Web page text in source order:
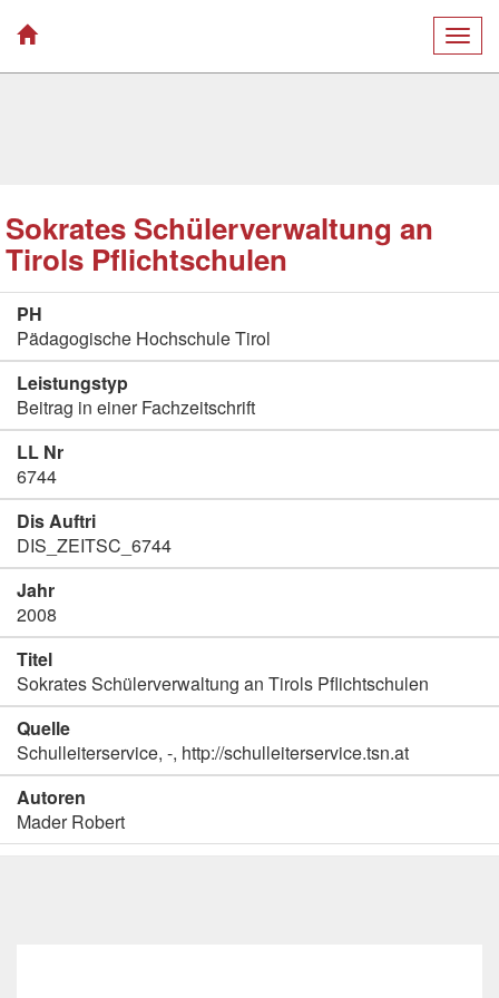
Sokrates Schülerverwaltung an
Tirols Pflichtschulen
PH
Pädagogische Hochschule Tirol
Leistungstyp
Beitrag in einer Fachzeitschrift
LL Nr
6744
Dis Auftri
DIS_ZEITSC_6744
Jahr
2008
Titel
Sokrates Schülerverwaltung an Tirols Pflichtschulen
Quelle
Schulleiterservice, -, http://schulleiterservice.tsn.at
Autoren
Mader Robert